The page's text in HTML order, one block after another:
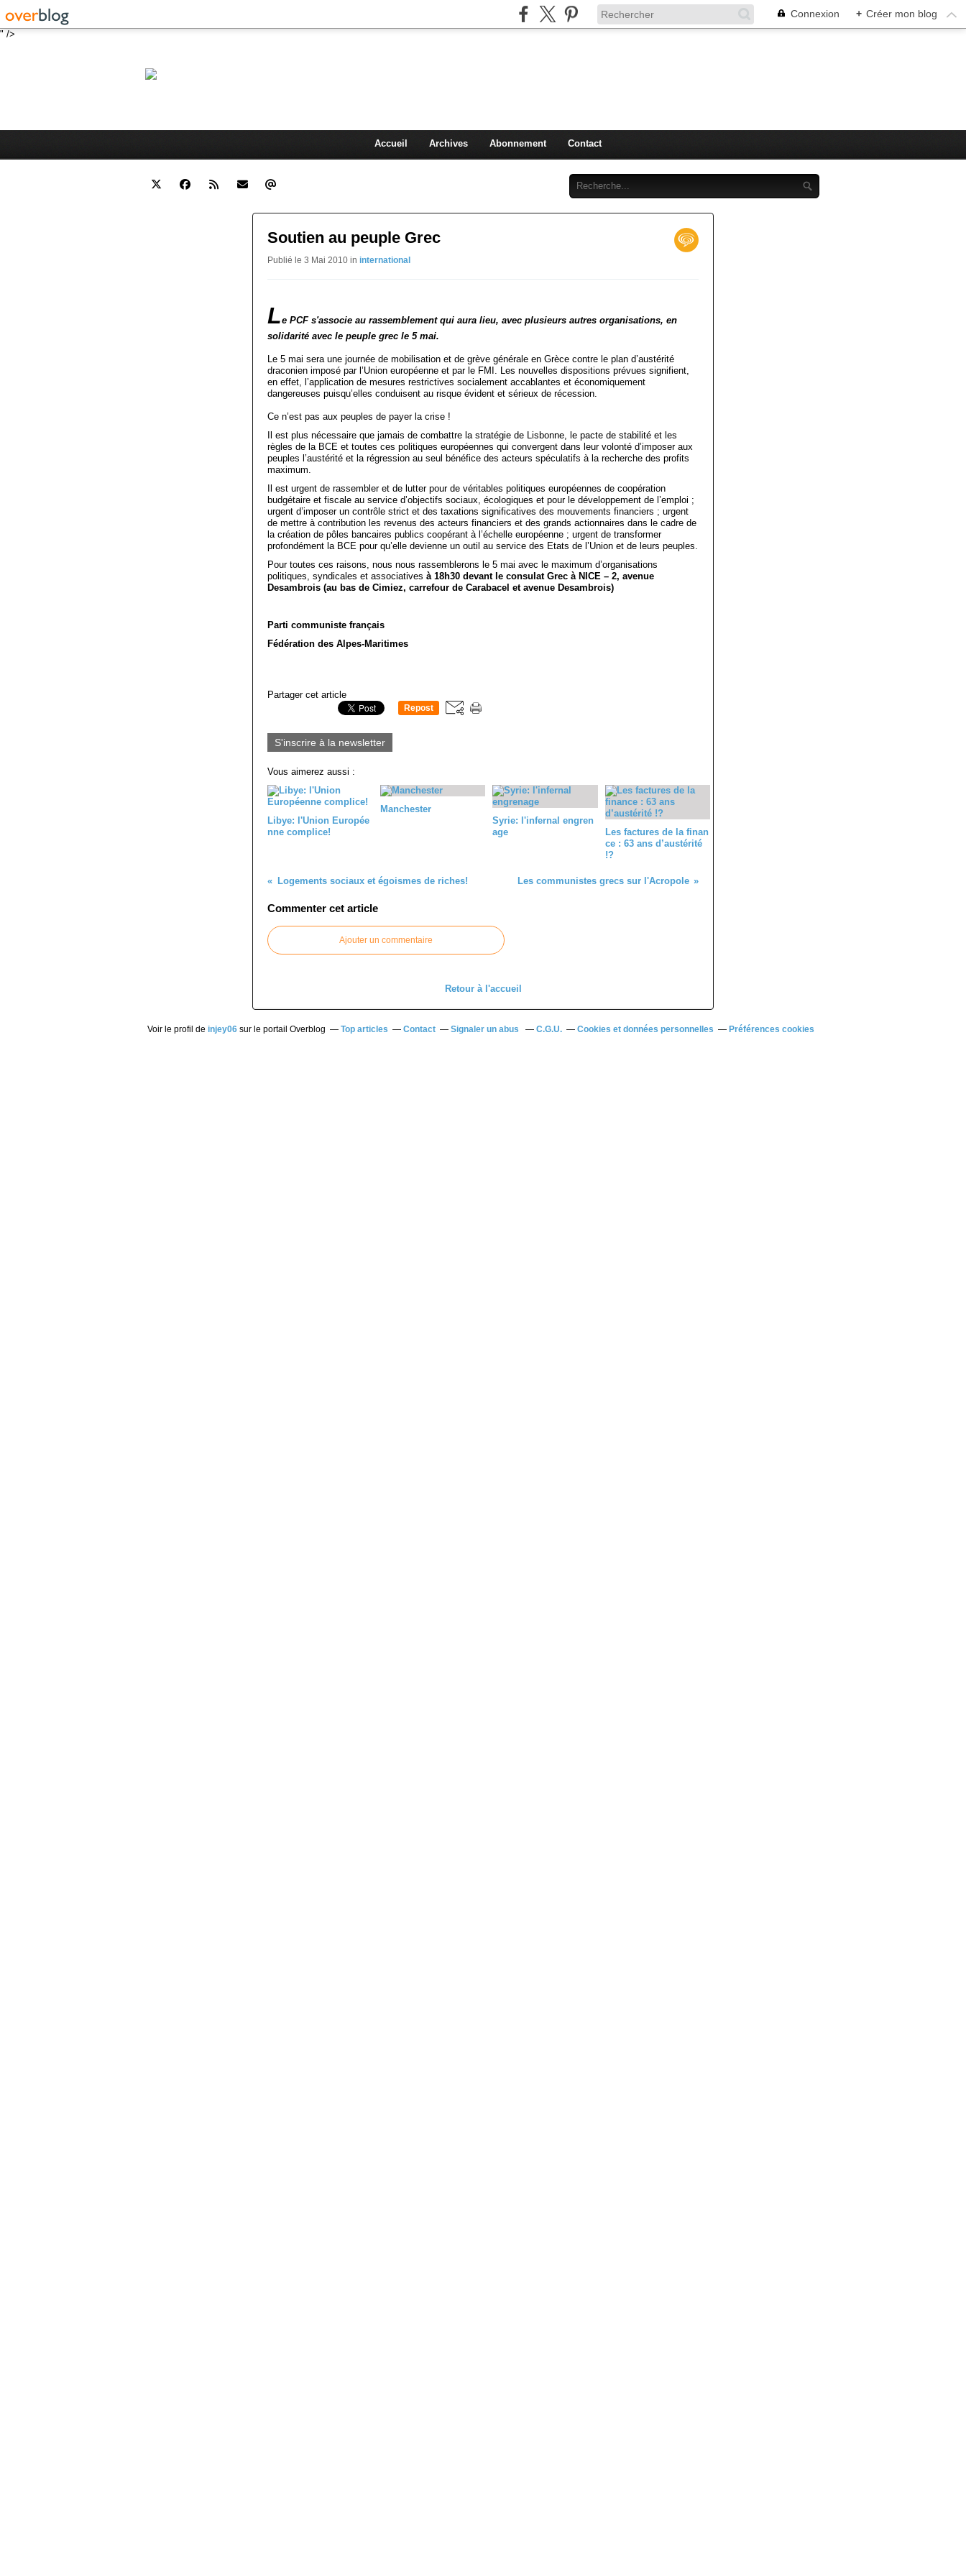
" />
Connexion + Créer mon blog
Accueil Archives Abonnement Contact
Soutien au peuple Grec
Publié le 3 Mai 2010 in international
Le PCF s'associe au rassemblement qui aura lieu, avec plusieurs autres organisations, en
solidarité avec le peuple grec le 5 mai.
Le 5 mai sera une journée de mobilisation et de grève générale en Grèce contre le plan d’austérité
draconien imposé par l’Union européenne et par le FMI. Les nouvelles dispositions prévues signifient,
en effet, l’application de mesures restrictives socialement accablantes et économiquement
dangereuses puisqu’elles conduisent au risque évident et sérieux de récession.
Ce n’est pas aux peuples de payer la crise !
Il est plus nécessaire que jamais de combattre la stratégie de Lisbonne, le pacte de stabilité et les
règles de la BCE et toutes ces politiques européennes qui convergent dans leur volonté d’imposer aux
peuples l’austérité et la régression au seul bénéfice des acteurs spéculatifs à la recherche des profits
maximum.
Il est urgent de rassembler et de lutter pour de véritables politiques européennes de coopération
budgétaire et fiscale au service d’objectifs sociaux, écologiques et pour le développement de l’emploi ;
urgent d’imposer un contrôle strict et des taxations significatives des mouvements financiers ; urgent
de mettre à contribution les revenus des acteurs financiers et des grands actionnaires dans le cadre de
la création de pôles bancaires publics coopérant à l’échelle européenne ; urgent de transformer
profondément la BCE pour qu’elle devienne un outil au service des Etats de l’Union et de leurs peuples.
Pour toutes ces raisons, nous nous rassemblerons le 5 mai avec le maximum d’organisations
politiques, syndicales et associatives à 18h30 devant le consulat Grec à NICE – 2, avenue
Desambrois (au bas de Cimiez, carrefour de Carabacel et avenue Desambrois)
Parti communiste français
Fédération des Alpes-Maritimes
Partager cet article
Repost
S'inscrire à la newsletter
Vous aimerez aussi :
Libye: l'Union Europée
nne complice!
Manchester
Syrie: l'infernal engren
age
Les factures de la finan
ce : 63 ans d’austérité
!?
Logements sociaux et égoismes de riches! Les communistes grecs sur l'Acropole
Commenter cet article
Ajouter un commentaire
Retour à l'accueil
Voir le profil de injey06 sur le portail Overblog Top articles Contact Signaler un abus C.G.U. Cookies et données personnelles Préférences cookies